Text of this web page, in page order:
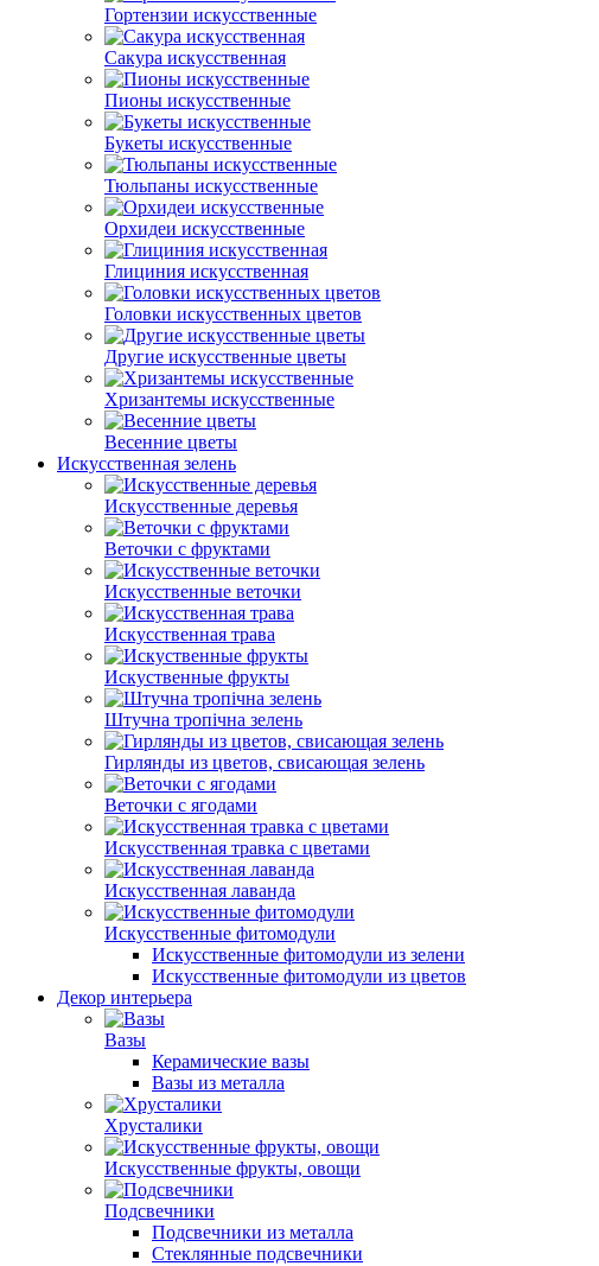
Гортензии искусственные
Сакура искусственная
Пионы искусственные
Букеты искусственные
Тюльпаны искусственные
Орхидеи искусственные
Глициния искусственная
Головки искусственных цветов
Другие искусственные цветы
Хризантемы искусственные
Весенние цветы
Искусственная зелень
Искусственные деревья
Веточки с фруктами
Искусственные веточки
Искусственная трава
Искуственные фрукты
Штучна тропічна зелень
Гирлянды из цветов, свисающая зелень
Веточки с ягодами
Искусственная травка с цветами
Искусственная лаванда
Искусственные фитомодули
Искусственные фитомодули из зелени
Искусственные фитомодули из цветов
Декор интерьера
Вазы
Керамические вазы
Вазы из металла
Хрусталики
Искусственные фрукты, овощи
Подсвечники
Подсвечники из металла
Стеклянные подсвечники